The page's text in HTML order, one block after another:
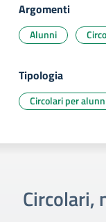
Argomenti
Alunni
Tipologia
Circolari per
Circolari,